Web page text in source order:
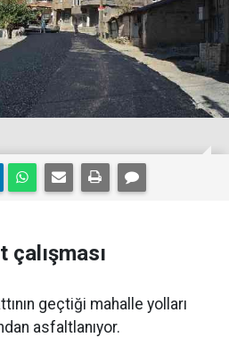
geçtiği mahalle yolları
asfaltlanıyor.